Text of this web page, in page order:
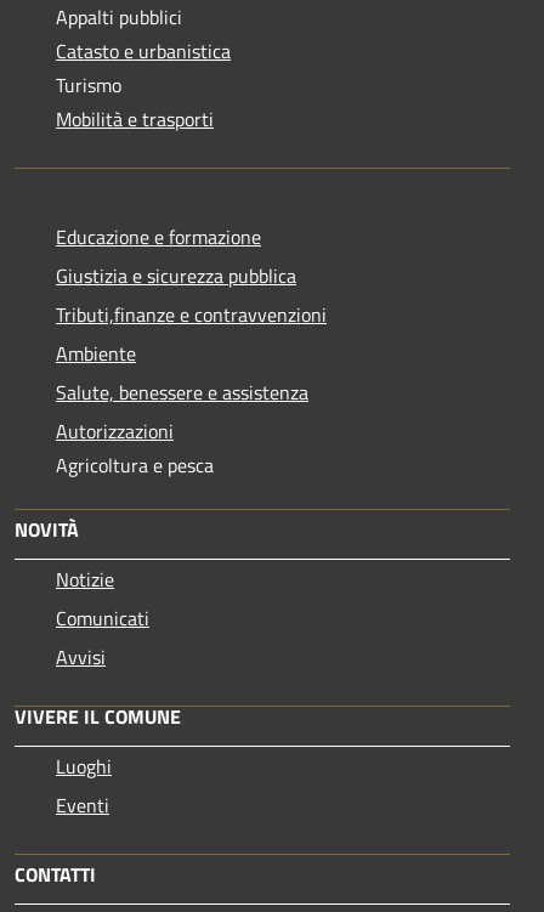
Appalti pubblici
Catasto e urbanistica
Turismo
Mobilità e trasporti
Educazione e formazione
Giustizia e sicurezza pubblica
Tributi,finanze e contravvenzioni
Ambiente
Salute, benessere e assistenza
Autorizzazioni
Agricoltura e pesca
NOVITÀ
Notizie
Comunicati
Avvisi
VIVERE IL COMUNE
Luoghi
Eventi
CONTATTI